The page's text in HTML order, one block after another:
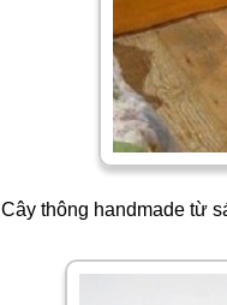
Cây thông handmade từ